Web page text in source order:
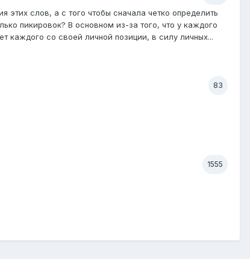
этих слов, а с того чтобы сначала четко определить
пикировок? В основном из-за того, что у каждого
каждого со своей личной позиции, в силу личных...
83
1555